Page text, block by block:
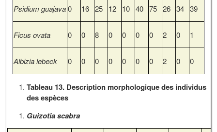
Psidium guajava0 16 25 12 10 40 75 26 34 39
Ficus ovata 0 0 8 0 0 0 0 2 0 1
Albizia lebeck 0 0 0 0 0 0 0 2 0 0
Tableau 13. Description morphologique des individus
des espèces
Guizotia scabra